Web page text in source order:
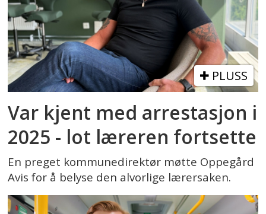
PLUSS
Var kjent med arrestasjon i
2025 - lot læreren fortsette
En preget kommunedirektør møtte Oppegård
Avis for å belyse den alvorlige lærersaken.